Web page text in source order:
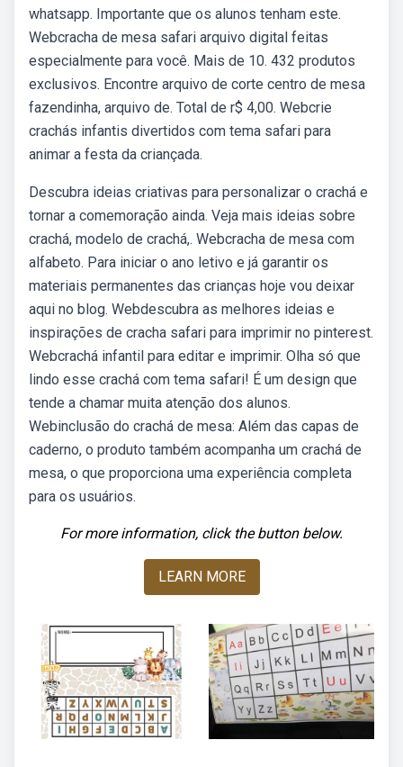
whatsapp. Importante que os alunos tenham este.
Webcracha de mesa safari arquivo digital feitas
especialmente para você. Mais de 10. 432 produtos
exclusivos. Encontre arquivo de corte centro de mesa
fazendinha, arquivo de. Total de r$ 4,00. Webcrie
crachás infantis divertidos com tema safari para
animar a festa da criançada.
Descubra ideias criativas para personalizar o crachá e
tornar a comemoração ainda. Veja mais ideias sobre
crachá, modelo de crachá,. Webcracha de mesa com
alfabeto. Para iniciar o ano letivo e já garantir os
materiais permanentes das crianças hoje vou deixar
aqui no blog. Webdescubra as melhores ideias e
inspirações de cracha safari para imprimir no pinterest.
Webcrachá infantil para editar e imprimir. Olha só que
lindo esse crachá com tema safari! É um design que
tende a chamar muita atenção dos alunos.
Webinclusão do crachá de mesa: Além das capas de
caderno, o produto também acompanha um crachá de
mesa, o que proporciona uma experiência completa
para os usuários.
For more information, click the button below.
LEARN MORE